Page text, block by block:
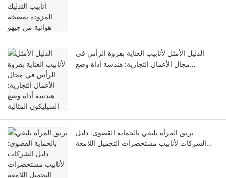
الدليل الأمثل لأنابيب العناية بفروة الرأس في
مجال الأعمال التجارية: هندسة أداة وضع
بريق المرآة يلتقي بالحماية القصوى: دليل
الشركات لأنابيب مستحضرات التجميل اللامعة